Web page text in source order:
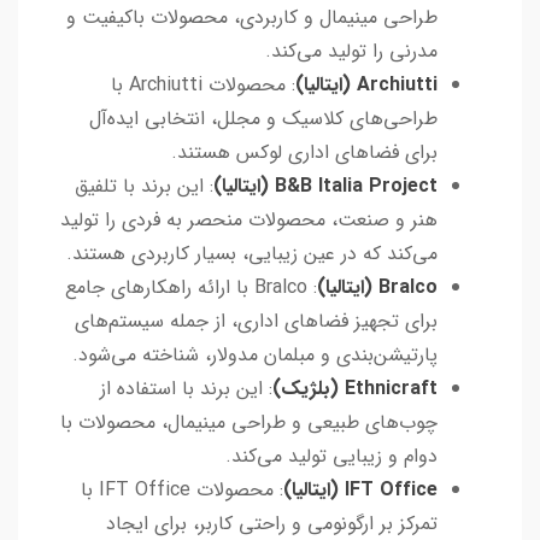
طراحی مینیمال و کاربردی، محصولات باکیفیت و
مدرنی را تولید می‌کند.
Archiutti (ایتالیا)
: محصولات Archiutti با
طراحی‌های کلاسیک و مجلل، انتخابی ایده‌آل
برای فضاهای اداری لوکس هستند.
B&B Italia Project (ایتالیا)
: این برند با تلفیق
هنر و صنعت، محصولات منحصر به فردی را تولید
می‌کند که در عین زیبایی، بسیار کاربردی هستند.
Bralco (ایتالیا)
: Bralco با ارائه راهکارهای جامع
برای تجهیز فضاهای اداری، از جمله سیستم‌های
پارتیشن‌بندی و مبلمان مدولار، شناخته می‌شود.
Ethnicraft (بلژیک)
: این برند با استفاده از
چوب‌های طبیعی و طراحی مینیمال، محصولات با
دوام و زیبایی تولید می‌کند.
IFT Office (ایتالیا)
: محصولات IFT Office با
تمرکز بر ارگونومی و راحتی کاربر، برای ایجاد